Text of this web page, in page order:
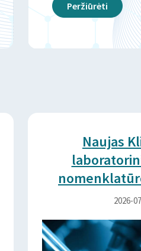
Peržiūrėti
Naujas
2026-